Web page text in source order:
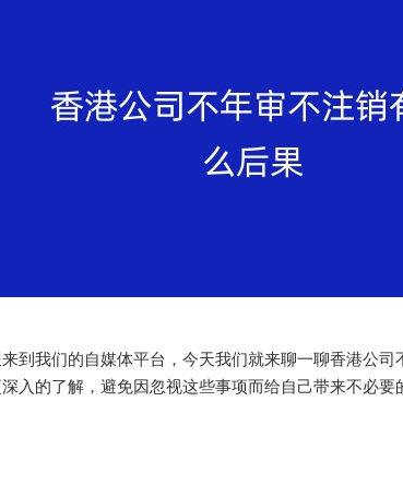
到我们的自媒体平台，今天我们就来聊一聊香港公
入的了解，避免因忽视这些事项而给自己带来不必要